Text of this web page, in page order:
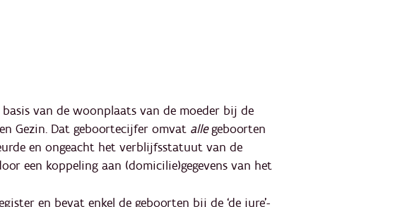
van de woonplaats van de moeder bij de
Gezin. Dat geboortecijfer omvat allegeboorten
en ongeacht het verblijfsstatuut van de
een koppeling aan (domicilie)gegevens van het
en bevat enkel de geboorten bij de ‘de jure’-